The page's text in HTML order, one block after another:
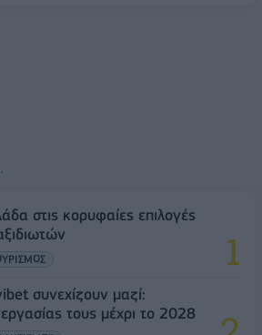
στις κορυφαίες επιλογές
συνεχίζουν μαζί:
τους μέχρι το 2028